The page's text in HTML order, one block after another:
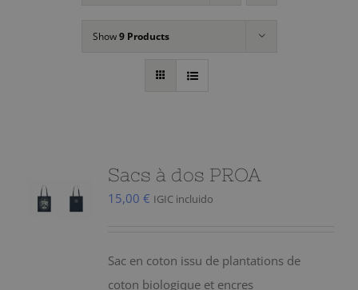
Show9 Products
Sacs à dos PROA
15,00 € IGIC incluido
Sac en coton issu de plantations de
coton biologique et encres